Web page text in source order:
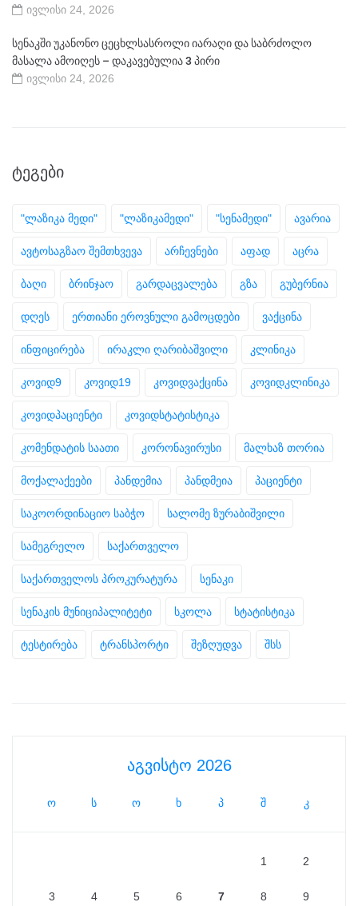
ივლისი 24, 2026
სენაკში უკანონო ცეცხლსასროლი იარაღი და საბრძოლო
მასალა ამოიღეს – დაკავებულია 3 პირი
ივლისი 24, 2026
ᲢᲔᲒᲔᲑᲘ
"ლაზიკა მედი" "ლაზიკამედი" "სენამედი" ავარია
ავტოსაგზაო შემთხვევა არჩევნები აფად აცრა
ბაღი ბრინჯაო გარდაცვალება გზა გუბერნია
დღეს ერთიანი ეროვნული გამოცდები ვაქცინა
ინფიცირება ირაკლი ღარიბაშვილი კლინიკა
კოვიდ9 კოვიდ19 კოვიდვაქცინა კოვიდკლინიკა
კოვიდპაციენტი კოვიდსტატისტიკა
კომენდატის საათი კორონავირუსი მალხაზ თორია
მოქალაქეები პანდემია პანდმეია პაციენტი
საკოორდინაციო საბჭო სალომე ზურაბიშვილი
სამეგრელო საქართველო
საქართველოს პროკურატურა სენაკი
სენაკის მუნიციპალიტეტი სკოლა სტატისტიკა
ტესტირება ტრანსპორტი შეზღუდვა შსს
აგვისტო 2026
ო ს ო ხ პ შ კ
1 2
3 4 5 6 7 8 9